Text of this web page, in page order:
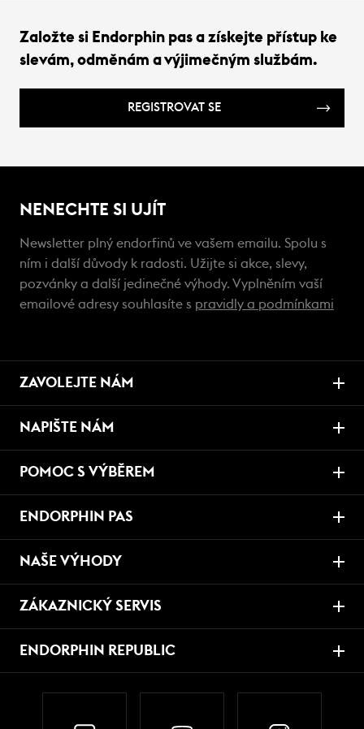
Založte si Endorphin pas a získejte přístup ke
slevám, odměnám a výjimečným službám.
REGISTROVAT SE
NENECHTE SI UJÍT
Newsletter plný endorfinů ve vašem emailu. Spolu s
ním i další důvody k radosti. Užijte si akce, slevy,
pozvánky a další jedinečné výhody. Vyplněním vaší
emailové adresy souhlasíte s pravidly a podmínkami
ZAVOLEJTE NÁM
NAPIŠTE NÁM
POMOC S VÝBĚREM
ENDORPHIN PAS
NAŠE VÝHODY
ZÁKAZNICKÝ SERVIS
ENDORPHIN REPUBLIC